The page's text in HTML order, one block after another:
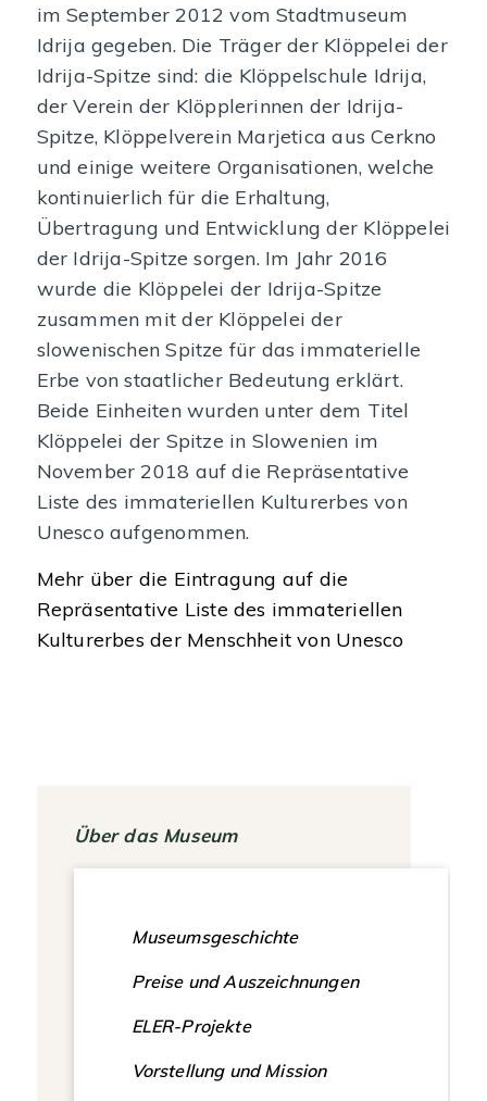
im September 2012 vom Stadtmuseum
Idrija gegeben. Die Träger der Klöppelei der
Idrija-Spitze sind: die Klöppelschule Idrija,
der Verein der Klöpplerinnen der Idrija-
Spitze, Klöppelverein Marjetica aus Cerkno
und einige weitere Organisationen, welche
kontinuierlich für die Erhaltung,
Übertragung und Entwicklung der Klöppelei
der Idrija-Spitze sorgen. Im Jahr 2016
wurde die Klöppelei der Idrija-Spitze
zusammen mit der Klöppelei der
slowenischen Spitze für das immaterielle
Erbe von staatlicher Bedeutung erklärt.
Beide Einheiten wurden unter dem Titel
Klöppelei der Spitze in Slowenien im
November 2018 auf die Repräsentative
Liste des immateriellen Kulturerbes von
Unesco aufgenommen.
Mehr über die Eintragung auf die
Repräsentative Liste des immateriellen
Kulturerbes der Menschheit von Unesco
Über das Museum
Museumsgeschichte
Preise und Auszeichnungen
ELER-Projekte
Vorstellung und Mission